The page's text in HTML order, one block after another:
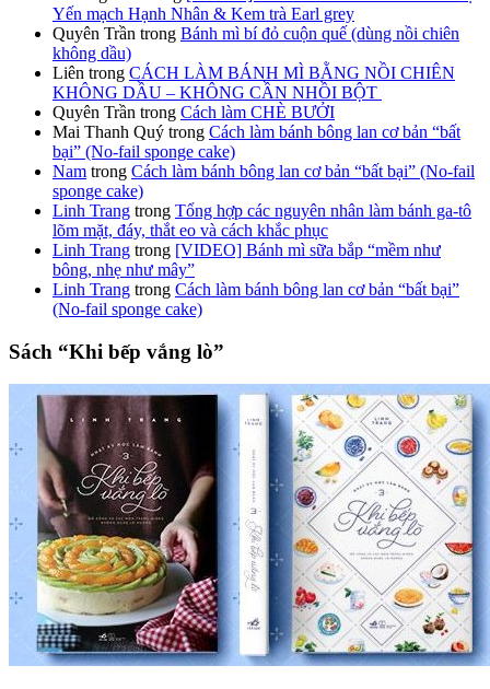
Yến mạch Hạnh Nhân & Kem trà Earl grey
Quyên Trần trong Bánh mì bí đỏ cuộn quế (dùng nồi chiên
không dầu)
Liên trong CÁCH LÀM BÁNH MÌ BẰNG NỒI CHIÊN
KHÔNG DẦU – KHÔNG CẦN NHỒI BỘT
Quyên Trần trong Cách làm CHÈ BƯỞI
Mai Thanh Quý trong Cách làm bánh bông lan cơ bản “bất
bại” (No-fail sponge cake)
Nam trong Cách làm bánh bông lan cơ bản “bất bại” (No-fail
sponge cake)
Linh Trang trong Tổng hợp các nguyên nhân làm bánh ga-tô
lõm mặt, đáy, thắt eo và cách khắc phục
Linh Trang trong [VIDEO] Bánh mì sữa bắp “mềm như
bông, nhẹ như mây”
Linh Trang trong Cách làm bánh bông lan cơ bản “bất bại”
(No-fail sponge cake)
Sách “Khi bếp vắng lò”